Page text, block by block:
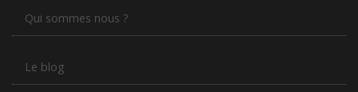
Qui sommes nous ?
Le blog